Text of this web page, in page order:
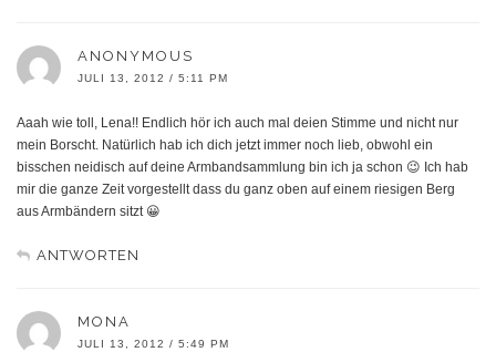
ANONYMOUS
JULI 13, 2012 / 5:11 PM
Aaah wie toll, Lena!! Endlich hör ich auch mal deien Stimme und nicht nur
mein Borscht. Natürlich hab ich dich jetzt immer noch lieb, obwohl ein
bisschen neidisch auf deine Armbandsammlung bin ich ja schon 😉 Ich hab
mir die ganze Zeit vorgestellt dass du ganz oben auf einem riesigen Berg
aus Armbändern sitzt 😀
ANTWORTEN
MONA
JULI 13, 2012 / 5:49 PM